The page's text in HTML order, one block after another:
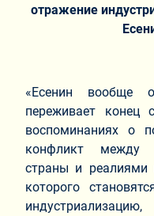
отражение
«Есенин вообще
переживает
воспоминаниях о
конфликт между
страны и реалиями
которого